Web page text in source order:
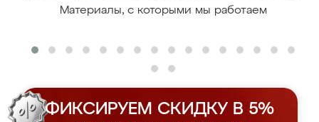
Материалы, с которыми мы работаем
ФИКСИРУЕМ СКИДКУ В 5%